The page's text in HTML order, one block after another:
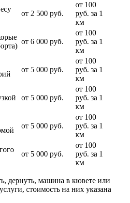
от 2 500 руб.
от 100
руб. за 1
км
от 6 000 руб.
от 100
руб. за 1
км
от 5 000 руб.
от 100
руб. за 1
км
от 5 000 руб.
от 100
руб. за 1
км
от 5 000 руб.
от 100
руб. за 1
км
от 5 000 руб.
от 100
руб. за 1
км
дернуть, машина в кювете или
стоимость на них указана